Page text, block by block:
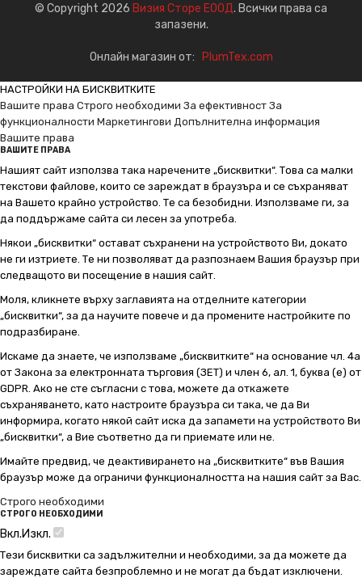
© Copyright 2026 Визия Сторе ЕООД. Всички права са
запазени.
Онлайн магазин от: PlumTex.com
НАСТРОЙКИ НА БИСКВИТКИТЕ
Вашите права Строго необходими За ефективност За
функционалности Маркетингови Допълнителна информация
Вашите права
ВАШИТЕ ПРАВА
Нашият сайт използва така наречените „бисквитки“. Това са малки
текстови файлове, които се зареждат в браузъра и се съхраняват
на Вашето крайно устройство. Те са безобидни. Използваме ги, за
да поддържаме сайта си лесен за употреба.
Някои „бисквитки“ остават съхранени на устройството Ви, докато
не ги изтриете. Те ни позволяват да разпознаем Вашия браузър при
следващото ви посещение в нашия сайт.
Моля, кликнете върху заглавията на отделните категории
„бисквитки“, за да научите повече и да промените настройките по
подразбиране.
Искаме да знаете, че използваме „бисквитките“ на основание чл. 4а
от Закона за електронната търговия (ЗЕТ) и член 6, ал. 1, буква (е) от
GDPR. Ако не сте съгласни с това, можете да откажете
съхраняването, като настроите браузъра си така, че да Ви
информира, когато някой сайт иска да запамети на устройството Ви
„бисквитки“, а Вие съответно да ги приемате или не.
Имайте предвид, че деактивирането на „бисквитките“ във Вашия
браузър може да ограничи функционалността на нашия сайт за Вас.
Строго необходими
СТРОГО НЕОБХОДИМИ
Вкл.Изкл.
Тези бисквитки са задължителни и необходими, за да можете да
зареждате сайта безпроблемно и не могат да бъдат изключени.